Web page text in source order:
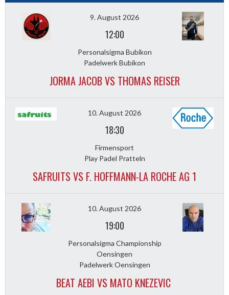
9. August 2026
12:00
Personalsigma Bubikon
Padelwerk Bubikon
JORMA JACOB VS THOMAS REISER
10. August 2026
18:30
Firmensport
Play Padel Pratteln
SAFRUITS VS F. HOFFMANN-LA ROCHE AG 1
10. August 2026
19:00
Personalsigma Championship
Oensingen
Padelwerk Oensingen
BEAT AEBI VS MATO KNEZEVIC